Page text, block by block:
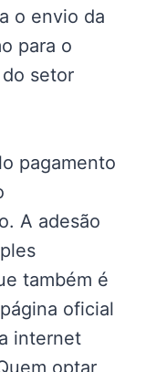
o envio da
para o
setor
pagamento
A adesão
também é
oficial
internet
optar